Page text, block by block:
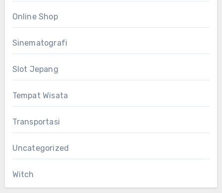
Online Shop
Sinematografi
Slot Jepang
Tempat Wisata
Transportasi
Uncategorized
Witch